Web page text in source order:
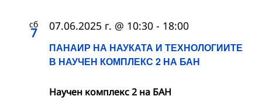
сб
7
ПАНАИР НА НАУКАТА И ТЕХНОЛОГИИТЕ
В НАУЧЕН КОМПЛЕКС 2 НА БАН
07.06.2025 г. @ 10:30 - 18:00
Научен комплекс 2 на БАН